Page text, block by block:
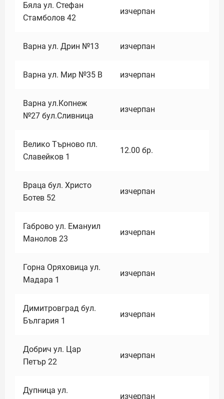
Бяла ул. Стефан
Стамболов 42
изчерпан
Варна ул. Дрин №13 изчерпан
Варна ул. Мир №35 В изчерпан
Варна ул.Копнеж
№27 бул.Сливница
изчерпан
Велико Търново пл.
Славейков 1
12.00 бр.
Враца бул. Христо
Ботев 52
изчерпан
Габрово ул. Емануил
Манолов 23
изчерпан
Горна Оряховица ул.
Мадара 1
изчерпан
Димитровград бул.
България 1
изчерпан
Добрич ул. Цар
Петър 22
изчерпан
Дупница ул.
изчерпан